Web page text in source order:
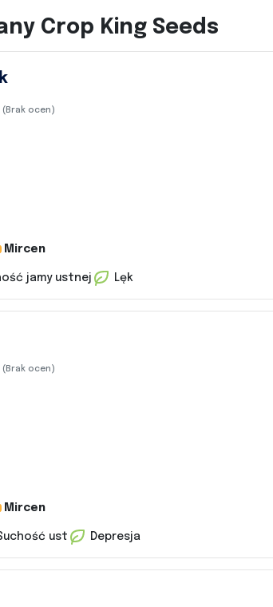
Crop King Seeds
(Brak ocen)
Mircen
jamy ustnej Lęk
(Brak ocen)
Mircen
ust Depresja